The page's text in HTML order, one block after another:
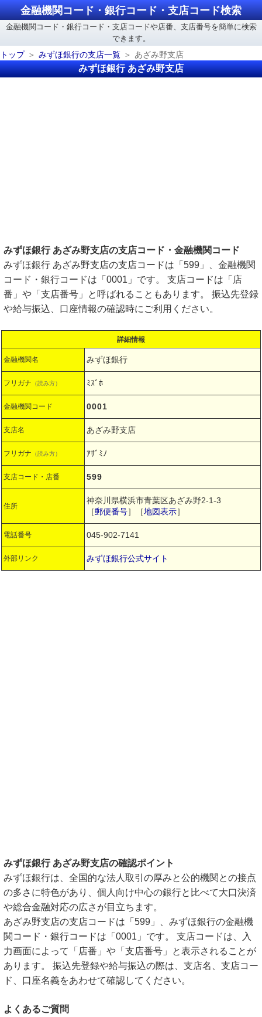
金融機関コード・銀行コード・支店コード検索
金融機関コード・銀行コード・支店コードや店番、支店番号を簡単に検索
できます。
トップ
みずほ銀行の支店一覧 あざみ野支店
みずほ銀行 あざみ野支店
みずほ銀行 あざみ野支店の支店コード・金融機関コード
みずほ銀行 あざみ野支店の支店コードは「599」、金融機関
コード・銀行コードは「0001」です。 支店コードは「店
番」や「支店番号」と呼ばれることもあります。 振込先登録
や給与振込、口座情報の確認時にご利用ください。
詳細情報
金融機関名 みずほ銀行
フリガナ （読み方） ﾐｽﾞﾎ
金融機関コード 0001
支店名 あざみ野支店
フリガナ （読み方） ｱｻﾞﾐﾉ
支店コード・店番 599
住所
神奈川県横浜市青葉区あざみ野2-1-3
［郵便番号］［地図表示］
電話番号 045-902-7141
外部リンク みずほ銀行公式サイト
みずほ銀行 あざみ野支店の確認ポイント
みずほ銀行は、全国的な法人取引の厚みと公的機関との接点
の多さに特色があり、個人向け中心の銀行と比べて大口決済
や総合金融対応の広さが目立ちます。
あざみ野支店の支店コードは「599」、みずほ銀行の金融機
関コード・銀行コードは「0001」です。 支店コードは、入
力画面によって「店番」や「支店番号」と表示されることが
あります。 振込先登録や給与振込の際は、支店名、支店コー
ド、口座名義をあわせて確認してください。
よくあるご質問